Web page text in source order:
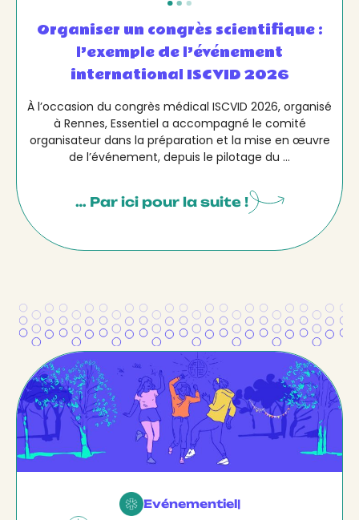
Organiser un congrès scientifique :
l’exemple de l’événement
international ISCVID 2026
À l’occasion du congrès médical ISCVID 2026, organisé
à Rennes, Essentiel a accompagné le comité
organisateur dans la préparation et la mise en œuvre
de l’événement, depuis le pilotage du ...
… Par ici pour la suite !
Evénementiel|